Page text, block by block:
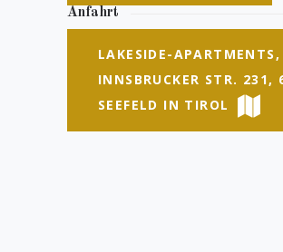
Anfahrt
LAKESIDE-APARTMENTS,
INNSBRUCKER STR. 231,
SEEFELD IN TIROL